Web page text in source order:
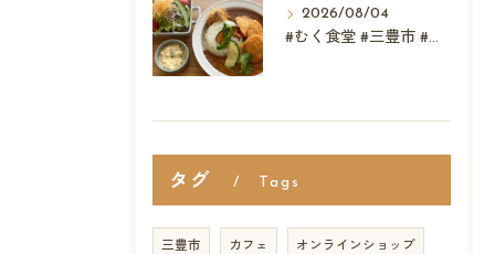
2026/08/04
#むく食堂 #三豊市 #テイクアウト #高屋神社 #...
タグ Tags
三豊市 カフェ オンラインショップ